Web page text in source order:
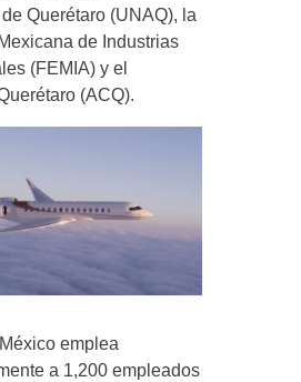
Querétaro (UNAQ), la
de Industrias
(FEMIA) y el
(ACQ).
emplea
a 1,200 empleados